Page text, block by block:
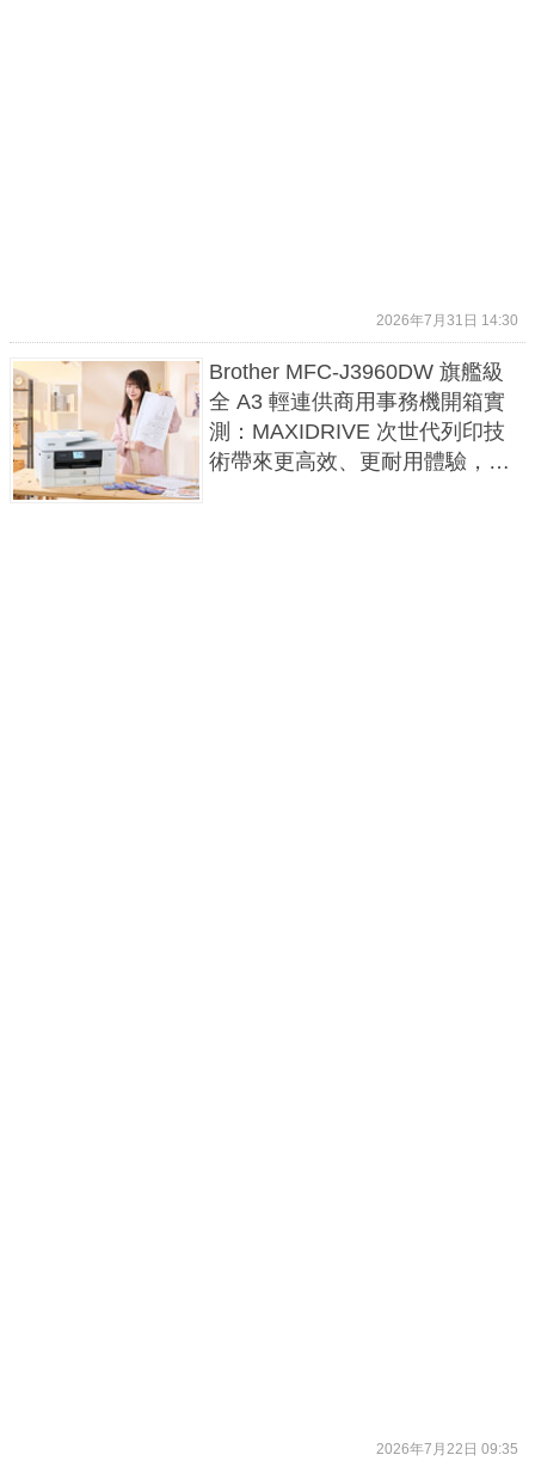
2026年7月31日 14:30
Brother MFC-J3960DW 旗艦級
全 A3 輕連供商用事務機開箱實
測：MAXIDRIVE 次世代列印技
術帶來更高效、更耐用體驗，A3
2026年7月22日 09:35